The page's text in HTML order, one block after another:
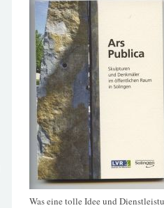
Was eine tolle Idee und